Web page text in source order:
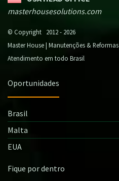
masterhousesolutions.com
© Copyright 2012 - 2026
Master House | Manutenções & Reformas
Atendimento em todo Brasil
Oportunidades
Brasil
Malta
EUA
Fique por dentro